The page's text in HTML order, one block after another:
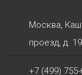
Москва,
проезд, д.
+7 (499)